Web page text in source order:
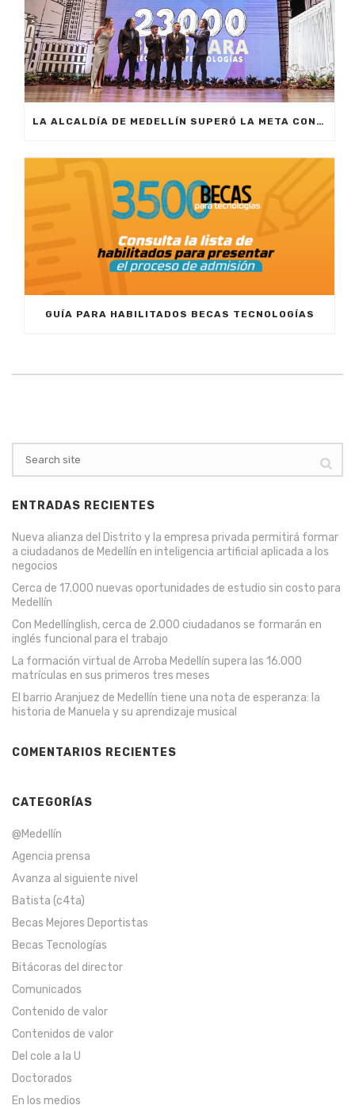
LA ALCALDÍA DE MEDELLÍN SUPERÓ LA META CON LA ENTREGA DE 23.000 BECAS EDUCATIVAS
GUÍA PARA HABILITADOS BECAS TECNOLOGÍAS
ENTRADAS RECIENTES
Nueva alianza del Distrito y la empresa privada permitirá formar
a ciudadanos de Medellín en inteligencia artificial aplicada a los
negocios
Cerca de 17.000 nuevas oportunidades de estudio sin costo para
Medellín
Con Medellínglish, cerca de 2.000 ciudadanos se formarán en
inglés funcional para el trabajo
La formación virtual de Arroba Medellín supera las 16.000
matrículas en sus primeros tres meses
El barrio Aranjuez de Medellín tiene una nota de esperanza: la
historia de Manuela y su aprendizaje musical
COMENTARIOS RECIENTES
CATEGORÍAS
@Medellín
Agencia prensa
Avanza al siguiente nivel
Batista (c4ta)
Becas Mejores Deportistas
Becas Tecnologías
Bitácoras del director
Comunicados
Contenido de valor
Contenidos de valor
Del cole a la U
Doctorados
En los medios